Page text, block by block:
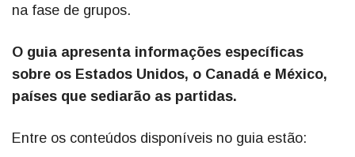
na fase de grupos.
O guia apresenta informações específicas
sobre os Estados Unidos, o Canadá e México,
países que sediarão as partidas.
Entre os conteúdos disponíveis no guia estão: